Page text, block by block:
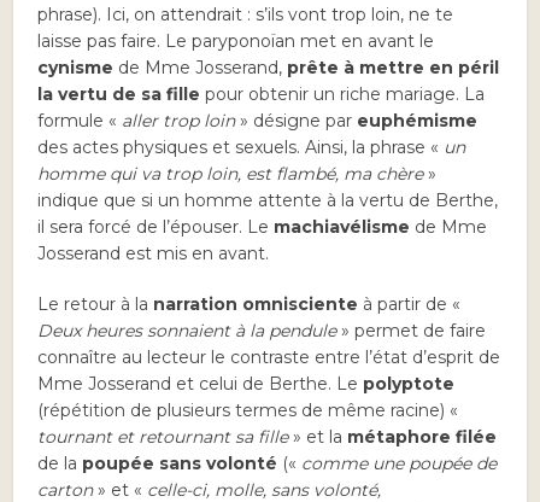
phrase). Ici, on attendrait : s’ils vont trop loin, ne te
laisse pas faire. Le paryponoïan met en avant le
cynisme de Mme Josserand, prête à mettre en péril
la vertu de sa fille pour obtenir un riche mariage. La
formule « aller trop loin» désigne par euphémisme
des actes physiques et sexuels. Ainsi, la phrase « un
homme qui va trop loin, est flambé, ma chère»
indique que si un homme attente à la vertu de Berthe,
il sera forcé de l’épouser. Le machiavélisme de Mme
Josserand est mis en avant.
Le retour à la narration omnisciente à partir de «
Deux heures sonnaient à la pendule» permet de faire
connaître au lecteur le contraste entre l’état d’esprit de
Mme Josserand et celui de Berthe. Le polyptote
(répétition de plusieurs termes de même racine) «
tournant et retournant sa fille» et la métaphore filée
de la poupée sans volonté (« comme une poupée de
carton» et « celle-ci, molle, sans volonté,